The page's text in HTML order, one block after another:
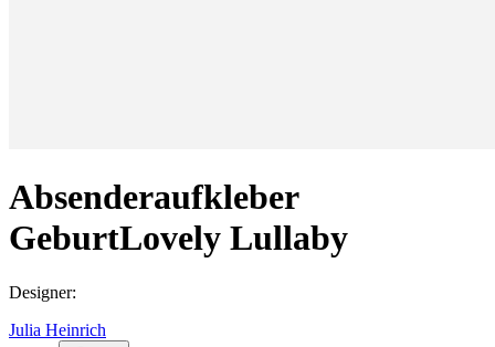
Absenderaufkleber
GeburtLovely Lullaby
Designer:
Julia Heinrich